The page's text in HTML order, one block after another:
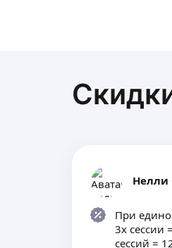
Нелли
При
3х сессии
сессий =